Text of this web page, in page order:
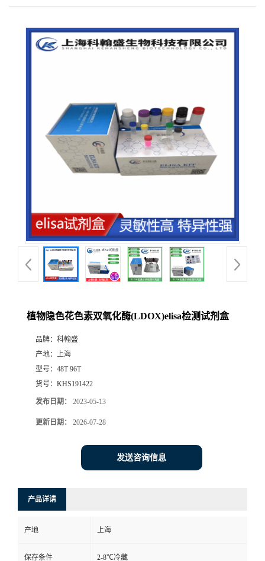
植物隐色花色素双氧化酶(LDOX)elisa检测试剂盒
品牌： 科翰盛
产地： 上海
型号： 48T 96T
货号： KHS191422
发布日期： 2023-05-13
更新日期： 2026-07-28
发送咨询信息
产品详请
产地 上海
保存条件 2-8℃冷藏